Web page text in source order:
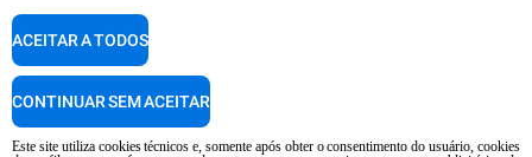
Detergents for automatic washing
Detergents for manual washing
Water treatment with resin filters
Os nossos escritórios no mundo
SUPPORT
Garantia Unox
Este site utiliza cookies técnicos e, somente após obter o consentimento do usuário, cookies
ACEITAR A TODOS
CONTINUAR SEM ACEITAR